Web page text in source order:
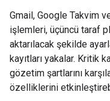
Gmail, Google Takvim
işlemleri, üçüncü taraf
aktarılacak şekilde
kayıtları yakalar. Kritik
gözetim şartlarını
özelliklerini